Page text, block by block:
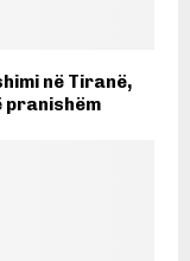
në Tiranë,
pranishëm